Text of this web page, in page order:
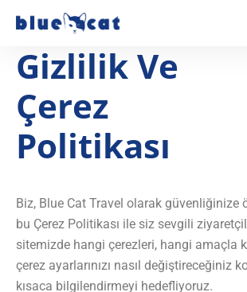
Gizlilik Ve
Çerez
Politikası
Biz, Blue Cat Travel olarak güvenliğinize
bu Çerez Politikası ile siz sevgili
sitemizde hangi çerezleri, hangi amaçla
çerez ayarlarınızı nasıl değiştireceğiniz
kısaca bilgilendirmeyi hedefliyoruz.